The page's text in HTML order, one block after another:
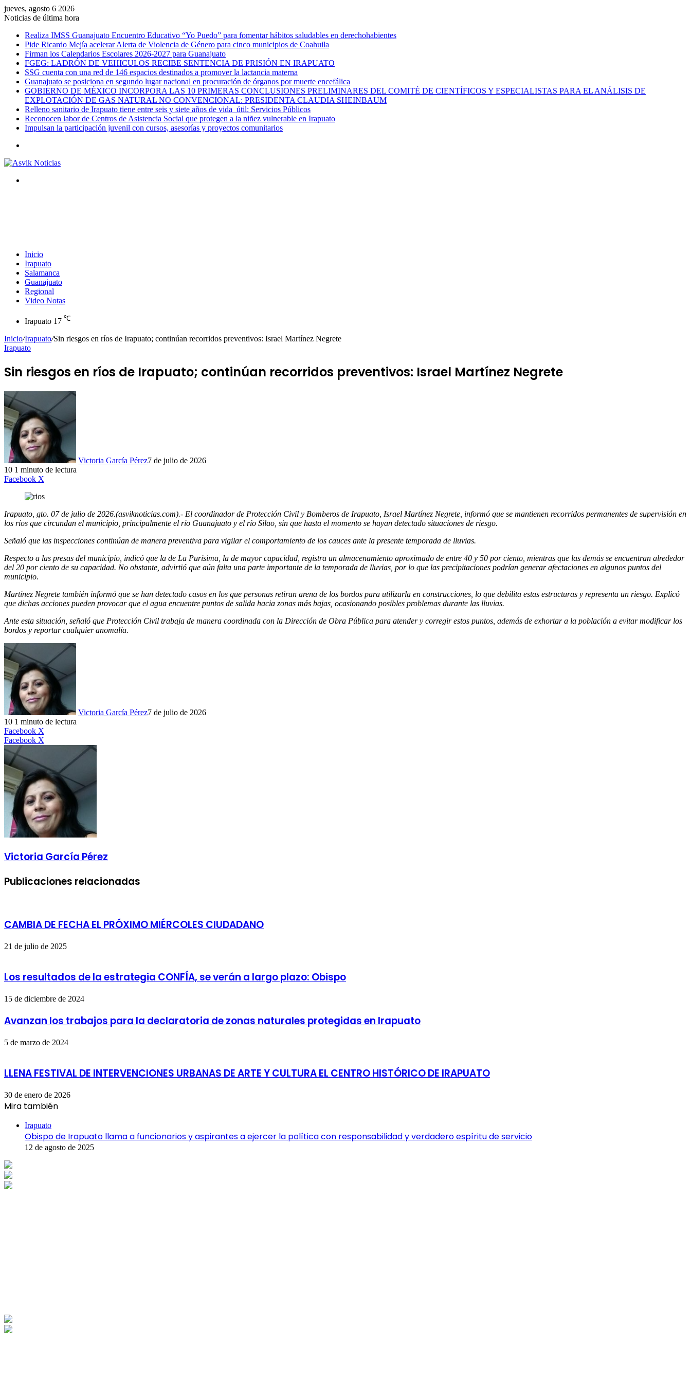
jueves, agosto 6 2026
Noticias de última hora
Realiza IMSS Guanajuato Encuentro Educativo “Yo Puedo” para fomentar hábitos saludables en derechohabientes
Pide Ricardo Mejía acelerar Alerta de Violencia de Género para cinco municipios de Coahuila
Firman los Calendarios Escolares 2026-2027 para Guanajuato
FGEG: LADRÓN DE VEHICULOS RECIBE SENTENCIA DE PRISIÓN EN IRAPUATO
SSG cuenta con una red de 146 espacios destinados a promover la lactancia materna
Guanajuato se posiciona en segundo lugar nacional en procuración de órganos por muerte encefálica
GOBIERNO DE MÉXICO INCORPORA LAS 10 PRIMERAS CONCLUSIONES PRELIMINARES DEL COMITÉ DE CIENTÍFICOS Y ESPECIALISTAS PARA EL ANÁLISIS DE
EXPLOTACIÓN DE GAS NATURAL NO CONVENCIONAL: PRESIDENTA CLAUDIA SHEINBAUM
Relleno sanitario de Irapuato tiene entre seis y siete años de vida útil: Servicios Públicos
Reconocen labor de Centros de Asistencia Social que protegen a la niñez vulnerable en Irapuato
Impulsan la participación juvenil con cursos, asesorías y proyectos comunitarios
Inicio
Irapuato
Salamanca
Guanajuato
Regional
Video Notas
Irapuato 17 ℃
Inicio/Irapuato/Sin riesgos en ríos de Irapuato; continúan recorridos preventivos: Israel Martínez Negrete
Irapuato
Sin riesgos en ríos de Irapuato; continúan recorridos preventivos: Israel Martínez Negrete
Victoria García Pérez7 de julio de 2026
10 1 minuto de lectura
Facebook X
Irapuato, gto. 07 de julio de 2026.(asviknoticias.com).- El coordinador de Protección Civil y Bomberos de Irapuato, Israel Martínez Negrete, informó que se mantienen recorridos permanentes de supervisión en
los ríos que circundan el municipio, principalmente el río Guanajuato y el río Silao, sin que hasta el momento se hayan detectado situaciones de riesgo.
Señaló que las inspecciones continúan de manera preventiva para vigilar el comportamiento de los cauces ante la presente temporada de lluvias.
Respecto a las presas del municipio, indicó que la de La Purísima, la de mayor capacidad, registra un almacenamiento aproximado de entre 40 y 50 por ciento, mientras que las demás se encuentran alrededor
del 20 por ciento de su capacidad. No obstante, advirtió que aún falta una parte importante de la temporada de lluvias, por lo que las precipitaciones podrían generar afectaciones en algunos puntos del
municipio.
Martínez Negrete también informó que se han detectado casos en los que personas retiran arena de los bordos para utilizarla en construcciones, lo que debilita estas estructuras y representa un riesgo. Explicó
que dichas acciones pueden provocar que el agua encuentre puntos de salida hacia zonas más bajas, ocasionando posibles problemas durante las lluvias.
Ante esta situación, señaló que Protección Civil trabaja de manera coordinada con la Dirección de Obra Pública para atender y corregir estos puntos, además de exhortar a la población a evitar modificar los
bordos y reportar cualquier anomalía.
Victoria García Pérez7 de julio de 2026
10 1 minuto de lectura
Facebook X
Facebook X
electrónico
Victoria García Pérez
Publicaciones relacionadas
CAMBIA DE FECHA EL PRÓXIMO MIÉRCOLES CIUDADANO
21 de julio de 2025
Los resultados de la estrategia CONFÍA, se verán a largo plazo: Obispo
15 de diciembre de 2024
Avanzan los trabajos para la declaratoria de zonas naturales protegidas en Irapuato
5 de marzo de 2024
LLENA FESTIVAL DE INTERVENCIONES URBANAS DE ARTE Y CULTURA EL CENTRO HISTÓRICO DE IRAPUATO
30 de enero de 2026
Mira también
Irapuato
Obispo de Irapuato llama a funcionarios y aspirantes a ejercer la política con responsabilidad y verdadero espíritu de servicio
12 de agosto de 2025